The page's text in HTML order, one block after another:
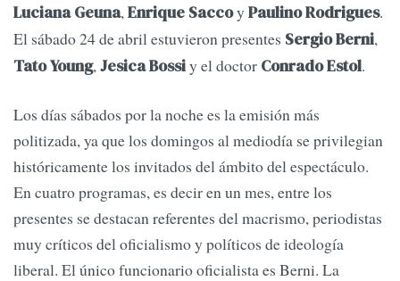
Luciana Geuna,Enrique Saccoy Paulino Rodrigues.
El sábado 24 de abril estuvieron presentes Sergio Berni,
Tato Young,Jesica Bossiy el doctor Conrado Estol.
Los días sábados por la noche es la emisión más
politizada, ya que los domingos al mediodía se privilegian
históricamente los invitados del ámbito del espectáculo.
En cuatro programas, es decir en un mes, entre los
presentes se destacan referentes del macrismo, periodistas
muy críticos del oficialismo y políticos de ideología
liberal. El único funcionario oficialista es Berni. La